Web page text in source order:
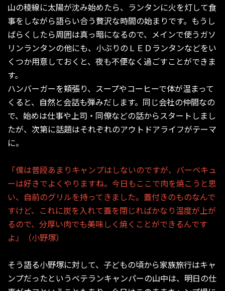
山の稜線に太陽が沈み始めたら、ランタンに火を灯して食
事をしながら語らい合う贅沢な時間の始まりです。もうし
ばらくしたら周囲は真っ暗になるので、メインで使うガソ
リンランタンの他にも、小ぶりのＬＥＤランタンなどをい
くつか用意しておくと、夜も不便なく過ごすことができま
す。
ハンバーガーを頬張り、スープやコーヒーで体が温まって
くると、自然と会話も弾みだします。同じ会社の仲間なの
で、始めは仕事や上司・同僚などの話からスタートしまし
たが、次第に話題はそれぞれのアウトドアライフがテーマ
に。
「僕は普段あまりキャンプはしないのですが、バーベキュ
ーは好きでよくやりますね。今日もここで肉を焼こうと思
い、自前のグリルを持ってきました。蓋付きのものなんで
すけど、これに炭を入れて蓋を閉じればかなり温度が上が
るので、分厚い肉でも美味しく焼くことができるんです
よ」（小野塚）
そう語る小野塚に対して、子どもの頃から家族旅行はキャ
ンプだったというベテランキャンパーの山中は、明日の仕